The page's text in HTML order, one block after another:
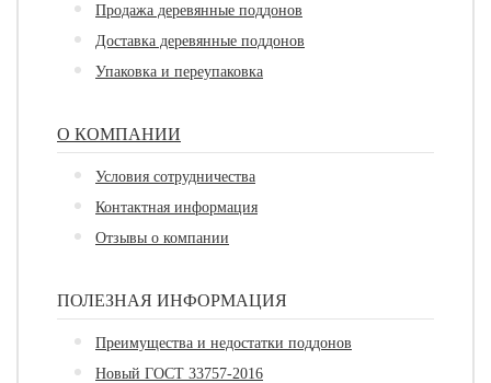
Продажа деревянные поддонов
Доставка деревянные поддонов
Упаковка и переупаковка
О КОМПАНИИ
Условия сотрудничества
Контактная информация
Отзывы о компании
ПОЛЕЗНАЯ ИНФОРМАЦИЯ
Преимущества и недостатки поддонов
Новый ГОСТ 33757-2016